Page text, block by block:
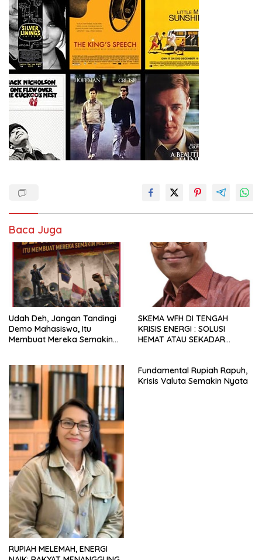
Baca Juga
Udah Deh, Jangan Tandingi
Demo Mahasiswa, Itu
Membuat Mereka Semakin
SKEMA WFH DI TENGAH
KRISIS ENERGI : SOLUSI
HEMAT ATAU SEKADAR
RUPIAH MELEMAH, ENERGI
Fundamental Rupiah Rapuh,
Krisis Valuta Semakin Nyata